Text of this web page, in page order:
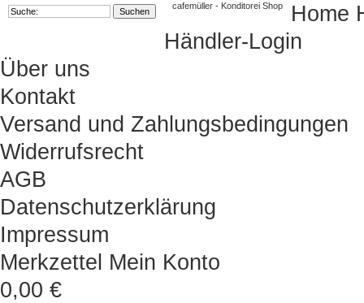
cafemüller - Konditorei Shop Home
Händler-Login
Über uns
Kontakt
Versand und Zahlungsbedingungen
Widerrufsrecht
AGB
Datenschutzerklärung
Impressum
Merkzettel Mein Konto
0,00 €